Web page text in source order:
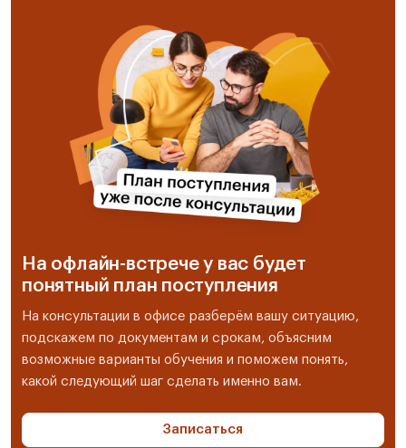
На офлайн-встрече у вас будет
понятный план поступления
На консультации в офисе разберём вашу ситуацию,
подскажем по документам и срокам, объясним
возможные варианты обучения и поможем понять,
какой следующий шаг сделать именно вам.
Записаться